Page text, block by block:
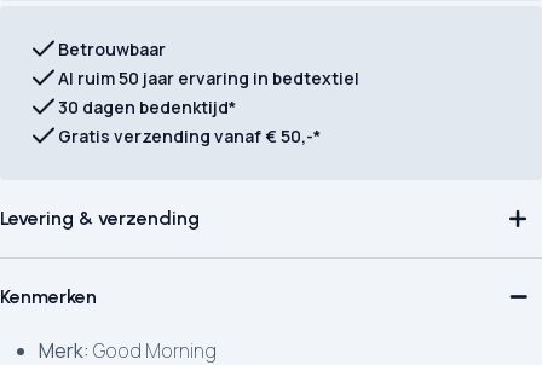
Betrouwbaar
Al ruim 50 jaar ervaring in bedtextiel
30 dagen bedenktijd*
Gratis verzending vanaf € 50,-*
Levering & verzending
Kenmerken
Merk: Good Morning